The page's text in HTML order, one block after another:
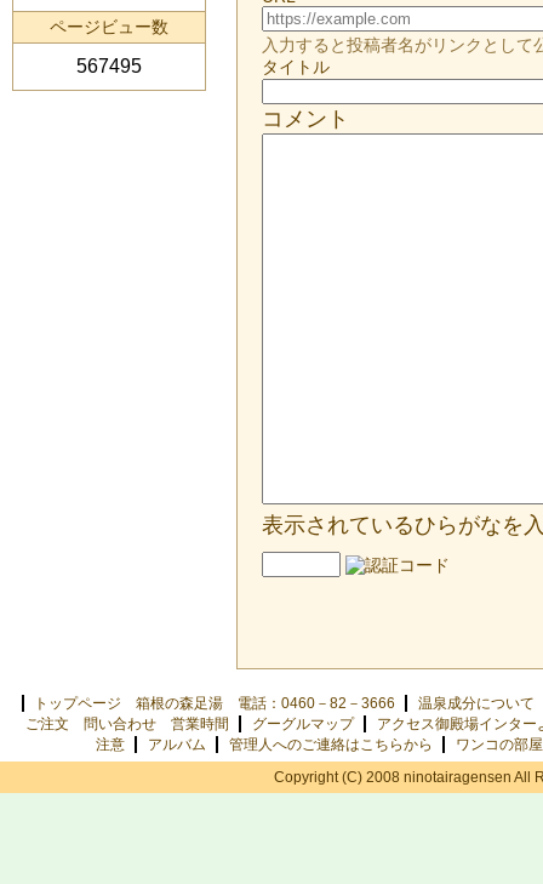
入力すると投稿者名がリンクとして
タイトル
コメント
表示されているひらがなを
ページビュー数
567495
トップページ 箱根の森足湯 電話：0460－82－3666
温泉成分について
ご注文 問い合わせ 営業時間
グーグルマップ
アクセス御殿場インター
注意
アルバム 管理人へのご連絡はこちらから
ワンコの部屋
Copyright (C) 2008 ninotairagensen All